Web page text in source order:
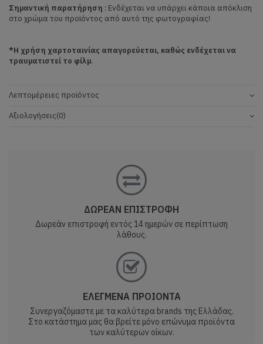
Σημαντική παρατήρηση : Ενδέχεται να υπάρχει κάποια απόκλιση
στο χρώμα του προϊόντος από αυτό της φωτογραφίας!
*Η χρήση χαρτοταινίας απαγορεύεται, καθώς ενδέχεται να
τραυματιστεί το φίλμ.
Λεπτομέρειες προϊόντος
Αξιολογήσεις(0)
ΔΩΡΕΑΝ ΕΠΙΣΤΡΟΦΗ
Δωρεάν επιστροφή εντός 14 ημερών σε περίπτωση
λάθους.
ΕΛΕΓΜΕΝΑ ΠΡΟΙΟΝΤΑ
Συνεργαζόμαστε με τα καλύτερα brands της Ελλάδας.
Στο κατάστημα μας θα βρείτε μόνο επώνυμα προϊόντα
των καλύτερων οίκων.